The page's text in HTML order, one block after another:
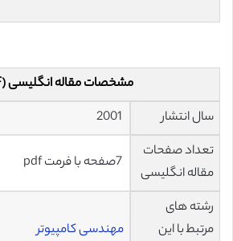
مشخصات مقاله انگلیسی (PDF)
سال انتشار
تعداد صفحات
مقاله انگلیسی
رشته های
مرتبط با این
مهندسی کامپیوتر